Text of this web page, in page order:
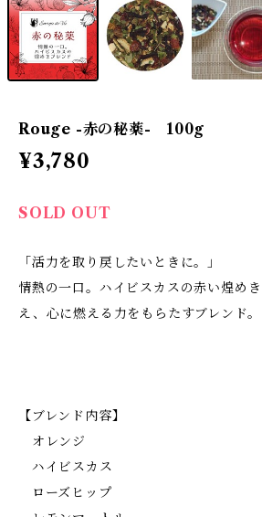
Rouge -赤の秘薬- 100g
¥3,780
SOLD OUT
「活力を取り戻したいときに。」
情熱の一口。ハイビスカスの赤い煌め
え、心に燃える力をもらたすブレンド。
【ブレンド内容】
オレンジ
ハイビスカス
ローズヒップ